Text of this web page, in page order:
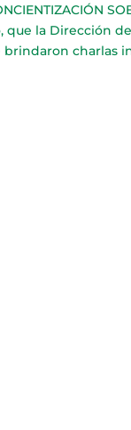
que la Dirección
brindaron charlas